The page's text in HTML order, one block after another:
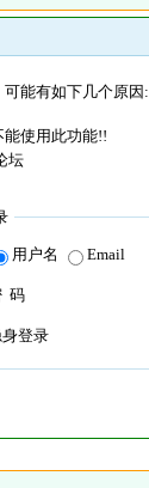
能有如下几个原因:
使用此功能!!
坛
用户名 Email
码
身登录